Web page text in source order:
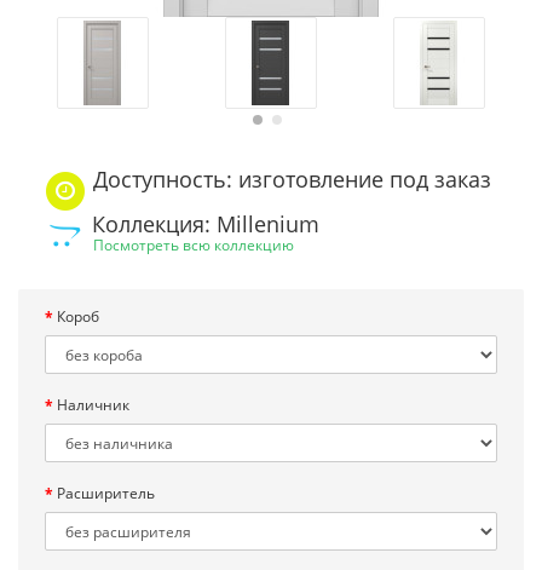
Доступность: изготовление под заказ
Коллекция: Millenium
Посмотреть всю коллекцию
Короб
Наличник
Расширитель